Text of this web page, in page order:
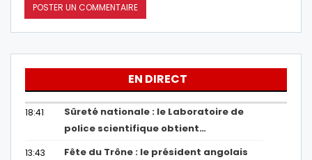
EN DIRECT
18:41
Sûreté nationale : le Laboratoire de
police scientifique obtient…
13:43
Fête du Trône : le président angolais